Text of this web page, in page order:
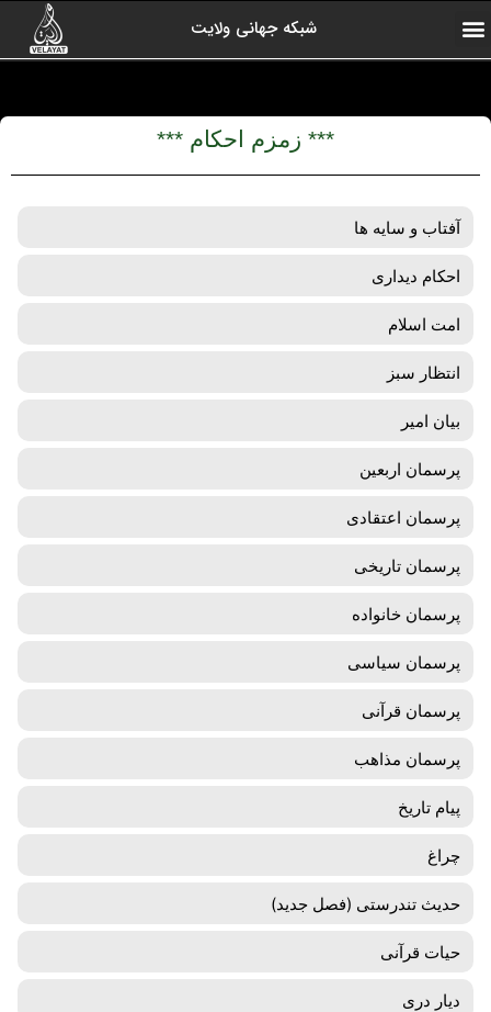
شبکه جهانی ولایت
*** زمزم احکام ***
آفتاب و سایه ها
احکام دیداری
امت اسلام
انتظار سبز
بیان امیر
پرسمان اربعین
پرسمان اعتقادی
پرسمان تاریخی
پرسمان خانواده
پرسمان سیاسی
پرسمان قرآنی
پرسمان مذاهب
پیام تاریخ
چراغ
حدیث تندرستی (فصل جدید)
حیات قرآنی
دیار دری